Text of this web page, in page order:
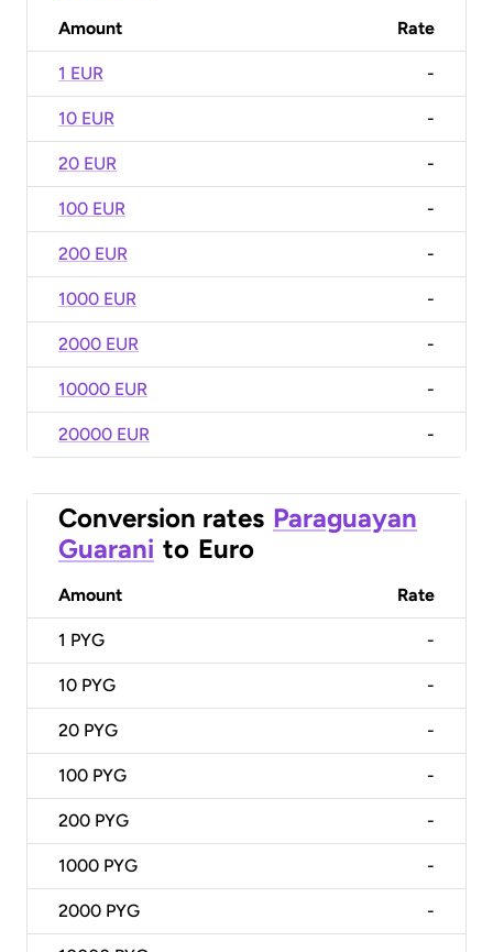
Amount Rate
1 EUR -
10 EUR -
20 EUR -
100 EUR -
200 EUR -
1000 EUR -
2000 EUR -
10000 EUR -
20000 EUR -
Conversion rates Paraguayan
Guarani to Euro
Amount Rate
1 PYG -
10 PYG -
20 PYG -
100 PYG -
200 PYG -
1000 PYG -
2000 PYG -